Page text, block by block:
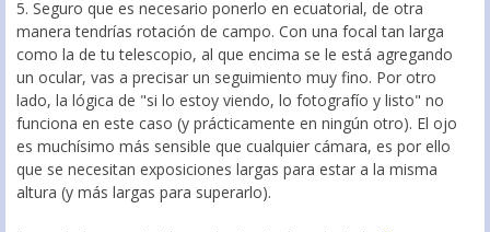
5. Seguro que es necesario ponerlo en ecuatorial, de otra
manera tendrías rotación de campo. Con una focal tan larga
como la de tu telescopio, al que encima se le está agregando
un ocular, vas a precisar un seguimiento muy fino. Por otro
lado, la lógica de "si lo estoy viendo, lo fotografío y listo" no
funciona en este caso (y prácticamente en ningún otro). El ojo
es muchísimo más sensible que cualquier cámara, es por ello
que se necesitan exposiciones largas para estar a la misma
altura (y más largas para superarlo).